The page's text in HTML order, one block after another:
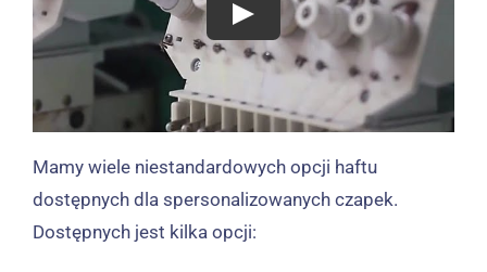
Mamy wiele niestandardowych opcji haftu
dostępnych dla spersonalizowanych czapek.
Dostępnych jest kilka opcji: